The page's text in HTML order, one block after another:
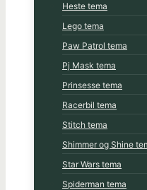
Heste tema
Lego tema
Paw Patrol tema
Pj Mask tema
Prinsesse tema
Racerbil tema
Stitch tema
Shimmer og Shine
Star Wars tema
Spiderman tema